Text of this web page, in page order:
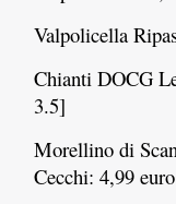
Valpolicella
Chianti DOCG
3.5]
Morellino di
Cecchi: 4,99